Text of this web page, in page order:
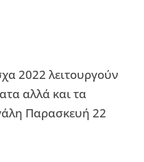
2022 λειτουργούν
αλλά και τα
Παρασκευή 22